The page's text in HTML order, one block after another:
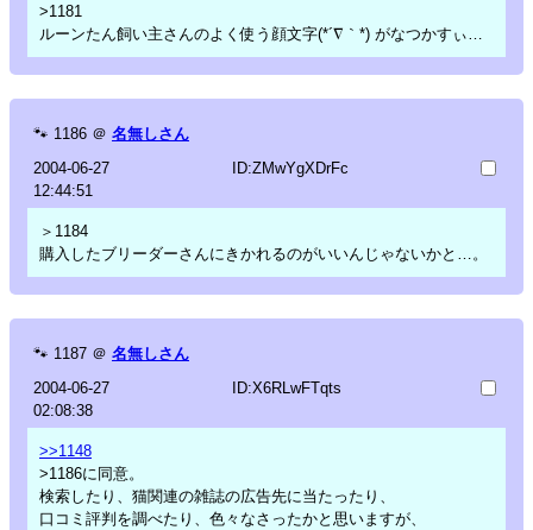
>1181
ルーンたん飼い主さんのよく使う顔文字(*´∇｀*) がなつかすぃ…
🐾 1186 ＠ 名無しさん
2004-06-27
12:44:51
ID:ZMwYgXDrFc
＞1184
購入したブリーダーさんにきかれるのがいいんじゃないかと…。
🐾 1187 ＠ 名無しさん
2004-06-27
02:08:38
ID:X6RLwFTqts
>>1148
>1186に同意。
検索したり、猫関連の雑誌の広告先に当たったり、
口コミ評判を調べたり、色々なさったかと思いますが、